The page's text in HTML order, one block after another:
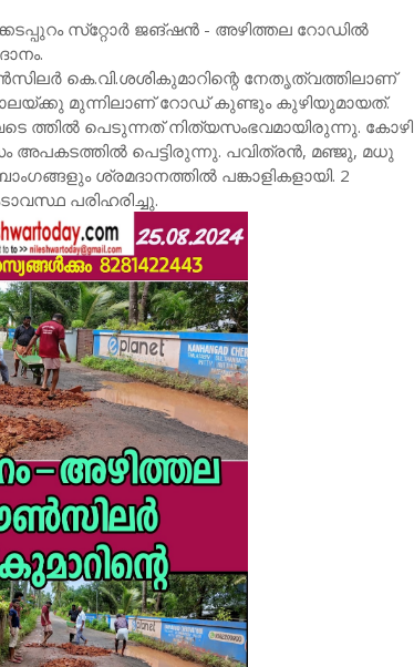
സ്‌റ്റോർ ജങ്ഷൻ - അഴിത്തല റോഡിൽ
കെ.വി.ശശികുമാറിന്റെ നേതൃത്വത്തിലാണ്
മുന്നിലാണ് റോഡ് കുണ്ടും കുഴിയുമായത്.
ത്തിൽ പെടുന്നത് നിത്യസംഭവമായിരുന്നു. കോഴി
അപകടത്തിൽ പെട്ടിരുന്നു. പവിത്രൻ, മഞ്ജു, മധു
ശ്രമദാനത്തിൽ പങ്കാളികളായി. 2
പരിഹരിച്ചു.